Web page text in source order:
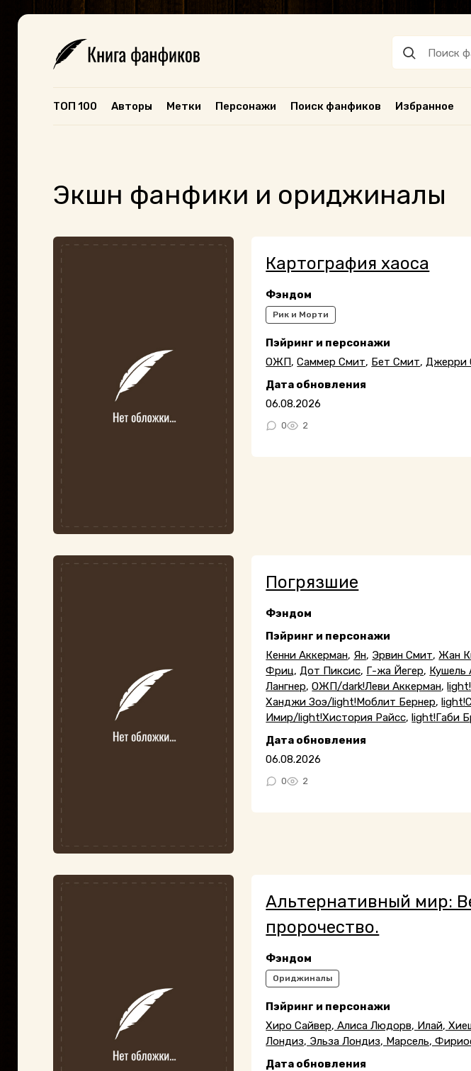
ТОП 100 Авторы Метки Персонажи Поиск фанфиков Избранное
Экшн фанфики и ориджиналы
Картография хаоса
Фэндом
Рик и Морти
Пэйринг и персонажи
ОЖП,Саммер Смит, Бет Смит,Джерри
Дата обновления
06.08.2026
0 2
Погрязшие
Фэндом
Пэйринг и персонажи
Кенни Аккерман, Ян, Эрвин Смит,Жан
Фриц,Дот Пиксис, Г-жа Йегер, Кушель
Лангнер,ОЖП/dark!Леви Аккерман,
Ханджи Зоэ/light!Моблит Бернер,
Имир/light!Хистория Райсс, light!Габи
Дата обновления
06.08.2026
0 2
Альтернативный мир:
пророчество.
Фэндом
Ориджиналы
Пэйринг и персонажи
Хиро Сайвер, Алиса Людорв, Илай,
Лондиз, Эльза Лондиз, Марсель,
Дата обновления